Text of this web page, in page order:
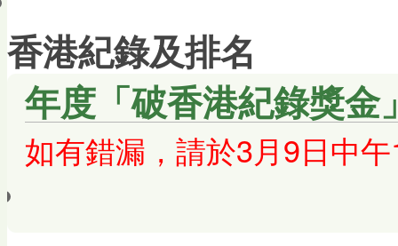
香港紀錄及排名
年度「破香港紀錄獎金
如有錯漏 ，請於3月9日中